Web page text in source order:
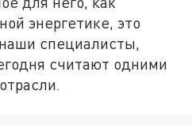
энергетике, это
специалисты,
считают одними